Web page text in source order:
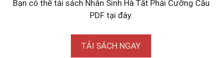
Bạn có thể tải sách Nhân Sinh Hà Tất Phải Cưỡng Cầu
PDF tại đây.
TẢI SÁCH NGAY